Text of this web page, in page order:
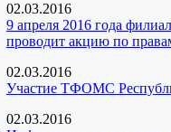
02.03.2016
9 апреля 2016 года
проводит акцию по
02.03.2016
Участие ТФОМС
02.03.2016